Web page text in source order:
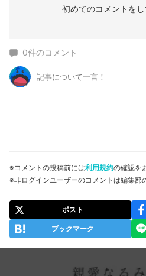
初めてのコメントを
0件のコメント
※コメントの投稿前には利用規約の確認を
※非ログインユーザーのコメントは編集部
ポスト
ブックマーク